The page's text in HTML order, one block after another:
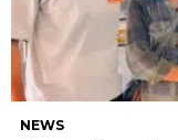
NEWS